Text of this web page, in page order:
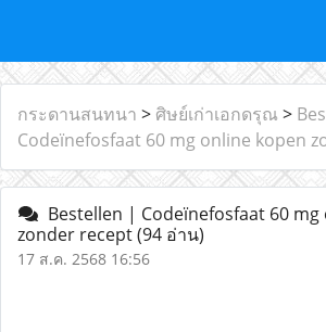
กระดานสนทนา > ศิษย์เก่าเอกดรุณ >
Codeïnefosfaat 60 mg online kopen
Bestellen | Codeïnefosfaat 60
zonder recept(94 อ่าน)
17 ส.ค. 2568 16:56